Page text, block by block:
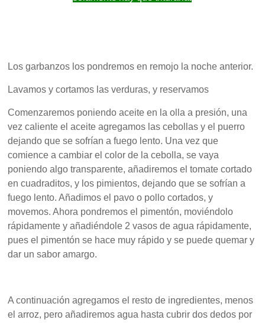
Los garbanzos los pondremos en remojo la noche anterior.
Lavamos y cortamos las verduras, y reservamos
Comenzaremos poniendo aceite en la olla a presión, una
vez caliente el aceite agregamos las cebollas y el puerro
dejando que se sofrían a fuego lento. Una vez que
comience a cambiar el color de la cebolla, se vaya
poniendo algo transparente, añadiremos el tomate cortado
en cuadraditos, y los pimientos, dejando que se sofrían a
fuego lento. Añadimos el pavo o pollo cortados, y
movemos. Ahora pondremos el pimentón, moviéndolo
rápidamente y añadiéndole 2 vasos de agua rápidamente,
pues el pimentón se hace muy rápido y se puede quemar y
dar un sabor amargo.
A continuación agregamos el resto de ingredientes, menos
el arroz, pero añadiremos agua hasta cubrir dos dedos por